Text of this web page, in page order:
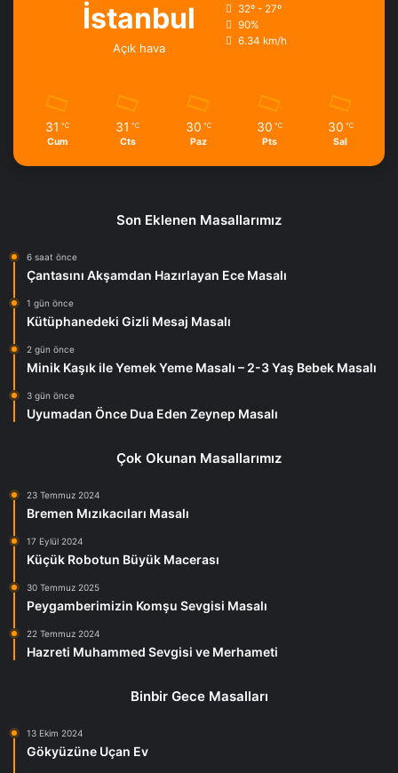
İstanbul
Açık hava
32º - 27º
90%
6.34 km/h
31 ℃
Cum
31 ℃
Cts
30 ℃
Paz
30 ℃
Pts
30 ℃
Sal
Son Eklenen Masallarımız
6 saat önce
Çantasını Akşamdan Hazırlayan Ece Masalı
1 gün önce
Kütüphanedeki Gizli Mesaj Masalı
2 gün önce
Minik Kaşık ile Yemek Yeme Masalı – 2-3 Yaş Bebek Masalı
3 gün önce
Uyumadan Önce Dua Eden Zeynep Masalı
Çok Okunan Masallarımız
23 Temmuz 2024
Bremen Mızıkacıları Masalı
17 Eylül 2024
Küçük Robotun Büyük Macerası
30 Temmuz 2025
Peygamberimizin Komşu Sevgisi Masalı
22 Temmuz 2024
Hazreti Muhammed Sevgisi ve Merhameti
Binbir Gece Masalları
13 Ekim 2024
Gökyüzüne Uçan Ev